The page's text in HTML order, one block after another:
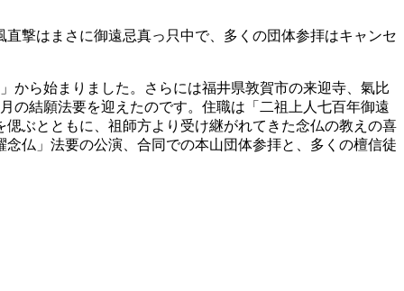
撃はまさに御遠忌真っ只中で、多くの団体参拝はキャンセ
から始まりました。さらには福井県敦賀市の来迎寺、氣比
の結願法要を迎えたのです。住職は「二祖上人七百年御遠
ぶとともに、祖師方より受け継がれてきた念仏の教えの喜
仏」法要の公演、合同での本山団体参拝と、多くの檀信徒